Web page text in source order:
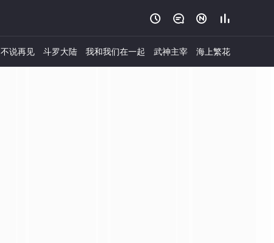
   
不说再见 斗罗大陆 我和我们在一起 武神主宰 海上繁花